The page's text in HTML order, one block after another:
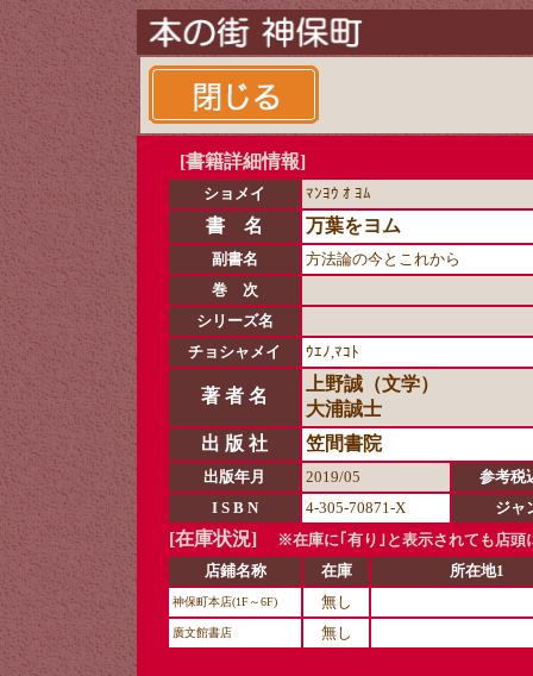
[書籍詳細情報]
ショメイ ﾏﾝﾖｳ ｵ ﾖﾑ
書 名 万葉をヨム
副書名
方法論の今とこれから
巻 次
シリーズ名
チョシャメイ
ｳｴﾉ,ﾏｺﾄ
著 者 名
上野誠（文学）
大浦誠士
出 版 社
笠間書院
出版年月 2019/05
参考税
I S B N
4-305-70871-X ジャ
[在庫状況]
※在庫に｢有り｣と表示されても店頭
店鋪名称
在庫 所在地1
神保町本店(1F～6F) 無し
廣文館書店 無し